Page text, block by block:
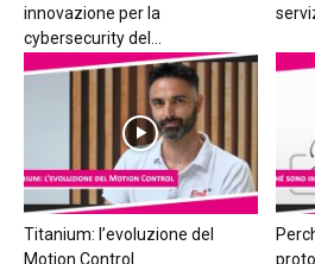
innovazione per la
cybersecurity del...
Titanium: l’evoluzione del
Motion Control